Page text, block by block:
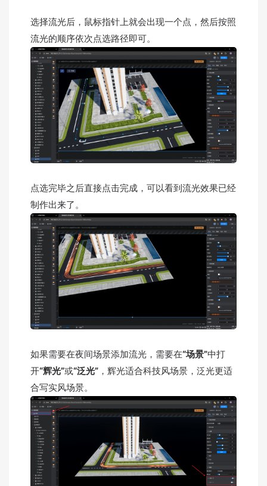
选择流光后，鼠标指针上就会出现一个点，然后按照
流光的顺序依次点选路径即可。
点选完毕之后直接点击完成，可以看到流光效果已经
制作出来了。
如果需要在夜间场景添加流光，需要在“场景”中打
开“辉光”或“泛光” ，辉光适合科技风场景，泛光更适
合写实风场景。